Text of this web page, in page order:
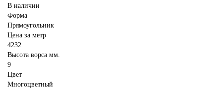
В наличии
Форма
Прямоугольник
Цена за метр
4232
Высота ворса мм.
9
Цвет
Многоцветный